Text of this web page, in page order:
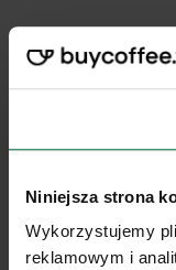
Niniejsza strona
Wykorzystujemy
reklamowym i